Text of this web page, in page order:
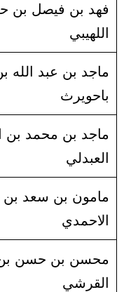
فهد بن فيصل بن
اللهيبي
ماجد بن عبد الله
باحويرث
ماجد بن محمد بن
العبدلي
مامون بن سعد بن
الاحمدي
محسن بن حسن بن
القرشي